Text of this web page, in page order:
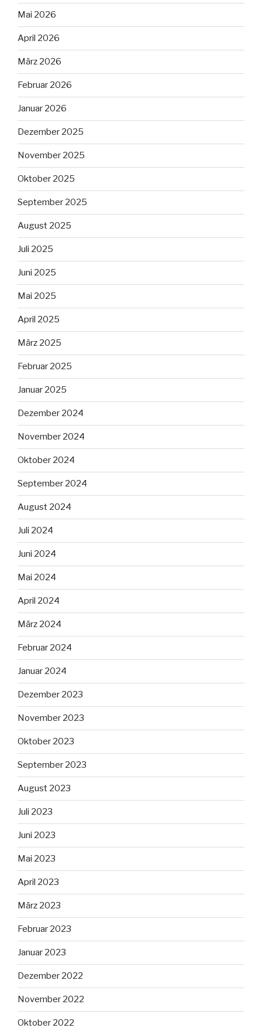
Mai 2026
April 2026
März 2026
Februar 2026
Januar 2026
Dezember 2025
November 2025
Oktober 2025
September 2025
August 2025
Juli 2025
Juni 2025
Mai 2025
April 2025
März 2025
Februar 2025
Januar 2025
Dezember 2024
November 2024
Oktober 2024
September 2024
August 2024
Juli 2024
Juni 2024
Mai 2024
April 2024
März 2024
Februar 2024
Januar 2024
Dezember 2023
November 2023
Oktober 2023
September 2023
August 2023
Juli 2023
Juni 2023
Mai 2023
April 2023
März 2023
Februar 2023
Januar 2023
Dezember 2022
November 2022
Oktober 2022